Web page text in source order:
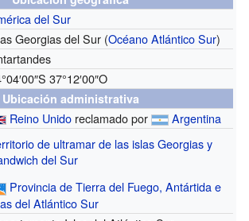
del Sur
Georgias del Sur (Océano Atlántico Sur)
37°12′00″O
Ubicación administrativa
Reino Unido reclamado por Argentina
de ultramar de las islas Georgias y
del Sur
Provincia de Tierra del Fuego, Antártida e
del Atlántico Sur